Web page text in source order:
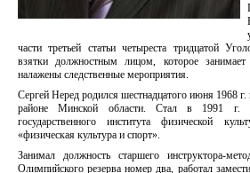
части третьей статьи четыреста тридцатой
взятки должностным лицом, которое занимает
налажены следственные мероприятия.
Сергей Неред родился шестнадцатого июня 1968
районе Минской области. Стал в 1991 г.
государственного института физической
«физическая культура и спорт».
Занимал должность старшего инструктора-
Олимпийского резерва номер два, работал